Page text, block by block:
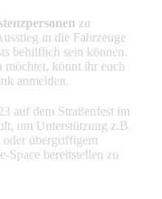
zu
in die Fahrzeuge
behilflich sein können.
möchtet, könnt ihr euch
anmelden.
auf dem Straßenfest im
um Unterstützung z.B.
übergriffigem
Space bereitstellen zu